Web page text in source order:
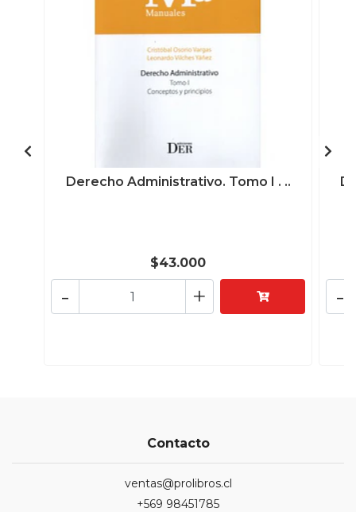
Derecho Administrativo. Tomo I . ..
$43.000
+
- -
Contacto
ventas@prolibros.cl
+569 98451785